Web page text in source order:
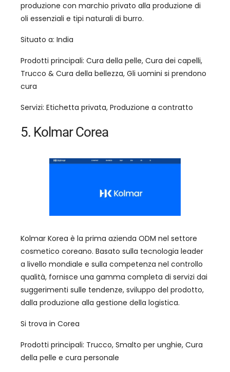
produzione con marchio privato alla produzione di
oli essenziali e tipi naturali di burro.
Situato a: India
Prodotti principali: Cura della pelle, Cura dei capelli,
Trucco & Cura della bellezza, Gli uomini si prendono
cura
Servizi: Etichetta privata, Produzione a contratto
5. Kolmar Corea
Kolmar Korea è la prima azienda ODM nel settore
cosmetico coreano. Basato sulla tecnologia leader
a livello mondiale e sulla competenza nel controllo
qualità, fornisce una gamma completa di servizi dai
suggerimenti sulle tendenze, sviluppo del prodotto,
dalla produzione alla gestione della logistica.
Si trova in Corea
Prodotti principali: Trucco, Smalto per unghie, Cura
della pelle e cura personale